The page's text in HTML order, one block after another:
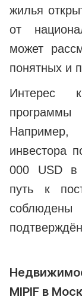
жилья
от
может
понятных и
Интерес
Например,
инвестора
000 USD в
путь к
MIPIF в